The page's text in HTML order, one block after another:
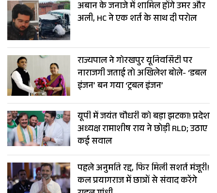
अबान के जनाजे में शामिल होंगे उमर और
अली, HC ने एक शर्त के साथ दी परोल
राज्यपाल ने गोरखपुर यूनिवर्सिटी पर
नाराजगी जताई तो अखिलेश बोले- ‘डबल
इंजन’ बन गया ‘ट्रबल इंजन’
यूपी में जयंत चौधरी को बड़ा झटका! प्रदेश
अध्यक्ष रामाशीष राय ने छोड़ी RLD; उठाए
कई सवाल
पहले अनुमति रद्द, फिर मिली सशर्त मंजूरी!
कल प्रयागराज में छात्रों से संवाद करेंगे